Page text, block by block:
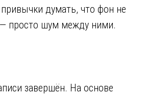
думать, что фон не
просто шум между ними.
завершён. На основе